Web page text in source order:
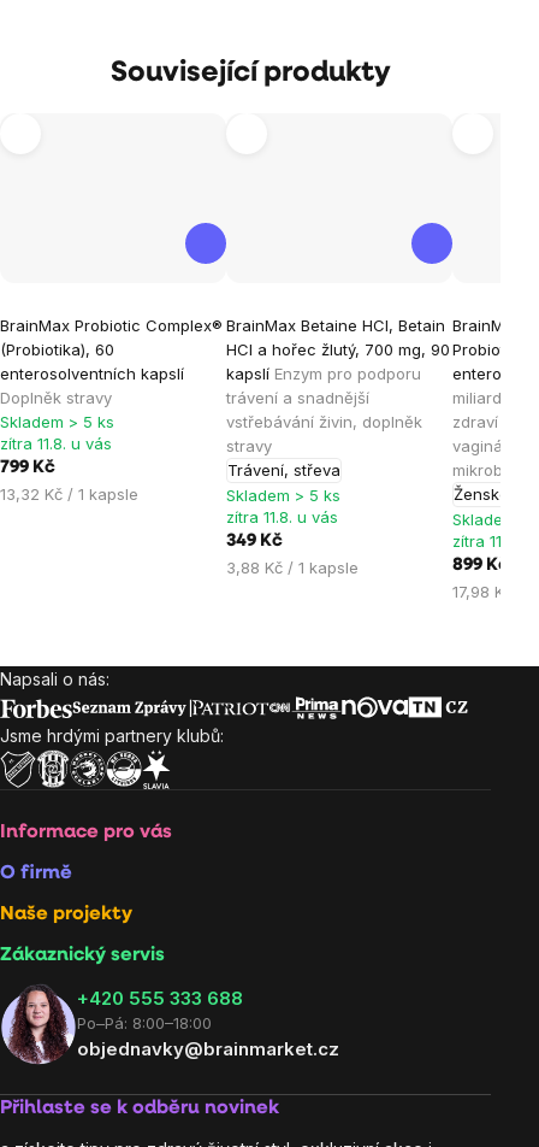
Související produkty
BrainMax Probiotic Complex®
(Probiotika), 60
enterosolventních kapslí
Doplněk stravy
hodnocení
produktu
je
4,8
z
Skladem > 5 ks
zítra 11.8. u vás
799 Kč
Měrná
13,32 Kč / 1 kapsle
BrainMax Betaine HCl, Betain
HCl a hořec žlutý, 700 mg, 90
kapslí Enzym pro podporu
trávení a snadnější
vstřebávání živin, doplněk
stravy
Trávení, střeva
hodnocení
produktu
je
4,4
z
5
hvězdiček.
Skladem > 5 ks
zítra 11.8. u vás
349 Kč
Měrná
3,88 Kč / 1 kapsle
BrainMax
Probiotika
miliard
zdraví
Ženské
produktu
je
5,0
z
5
Skladem >
zítra 11.8. u
899 Kč
Měrná
17,98 Kč /
Zápatí
Napsali o nás:
Jsme hrdými partnery klubů:
Informace pro vás
O firmě
Naše projekty
Zákaznický servis
‭+420 555 333 688
Po–Pá: 8:00–18:00
objednavky@brainmarket.cz
Přihlaste se k odběru novinek